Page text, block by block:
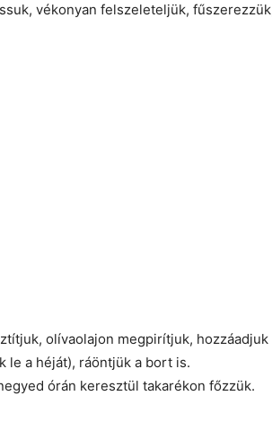
vékonyan felszeleteljük,
olívaolajon megpirítjuk,
le a héját), ráöntjük a bort is.
órán keresztül takarékon főzzük.